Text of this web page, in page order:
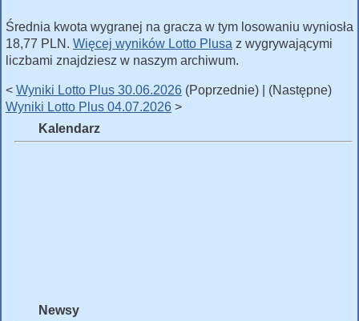
Średnia kwota wygranej na gracza w tym losowaniu wyniosła
18,77 PLN. Więcej wyników Lotto Plusa z wygrywającymi
liczbami znajdziesz w naszym archiwum.
< Wyniki Lotto Plus 30.06.2026 (Poprzednie) | (Następne)
Wyniki Lotto Plus 04.07.2026 >
Kalendarz
Newsy